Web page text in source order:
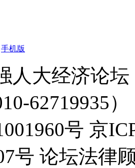
手机版
人大经济论
62719935）
号 京
号 论坛法律